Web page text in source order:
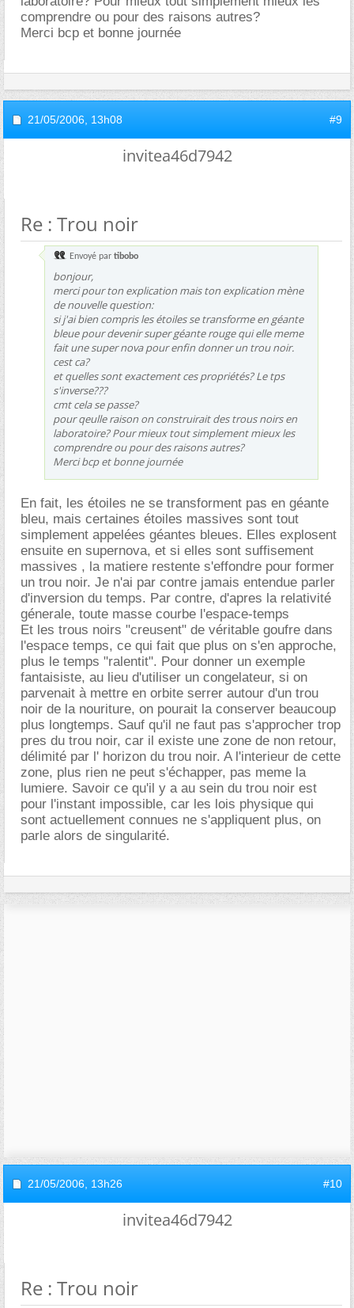
comprendre ou pour des raisons autres?
Merci bcp et bonne journée
21/05/2006, 13h08 #9
invitea46d7942
Re : Trou noir
Envoyé par tibobo
bonjour,
merci pour ton explication mais ton explication mène
de nouvelle question:
si j'ai bien compris les étoiles se transforme en géante
bleue pour devenir super géante rouge qui elle meme
fait une super nova pour enfin donner un trou noir.
cest ca?
et quelles sont exactement ces propriétés? Le tps
s'inverse???
cmt cela se passe?
pour qeulle raison on construirait des trous noirs en
laboratoire? Pour mieux tout simplement mieux les
comprendre ou pour des raisons autres?
Merci bcp et bonne journée
En fait, les étoiles ne se transforment pas en géante
bleu, mais certaines étoiles massives sont tout
simplement appelées géantes bleues. Elles explosent
ensuite en supernova, et si elles sont suffisement
massives , la matiere restente s'effondre pour former
un trou noir. Je n'ai par contre jamais entendue parler
d'inversion du temps. Par contre, d'apres la relativité
génerale, toute masse courbe l'espace-temps
Et les trous noirs "creusent" de véritable goufre dans
l'espace temps, ce qui fait que plus on s'en approche,
plus le temps "ralentit". Pour donner un exemple
fantaisiste, au lieu d'utiliser un congelateur, si on
parvenait à mettre en orbite serrer autour d'un trou
noir de la nouriture, on pourait la conserver beaucoup
plus longtemps. Sauf qu'il ne faut pas s'approcher trop
pres du trou noir, car il existe une zone de non retour,
délimité par l' horizon du trou noir. A l'interieur de cette
zone, plus rien ne peut s'échapper, pas meme la
lumiere. Savoir ce qu'il y a au sein du trou noir est
pour l'instant impossible, car les lois physique qui
sont actuellement connues ne s'appliquent plus, on
parle alors de singularité.
21/05/2006, 13h26 #10
invitea46d7942
Re : Trou noir